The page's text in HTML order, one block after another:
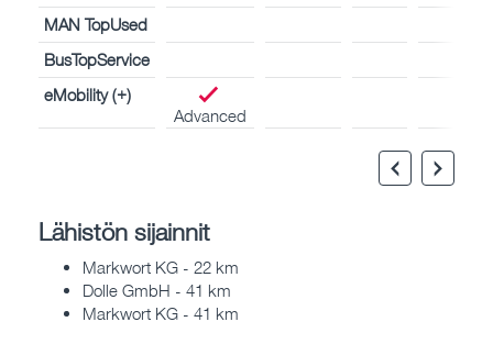
MAN TopUsed
BusTopService
eMobility (+)
Advanced
Lähistön sijainnit
Markwort KG - 22 km
Dolle GmbH - 41 km
Markwort KG - 41 km